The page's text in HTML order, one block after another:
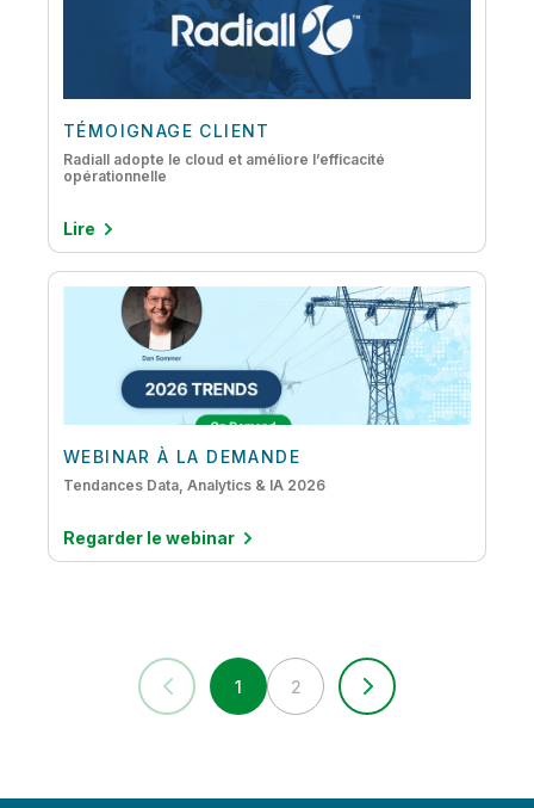
TÉMOIGNAGE CLIENT
Radiall adopte le cloud et améliore l’efficacité
opérationnelle
Lire
WEBINAR À LA DEMANDE
Tendances Data, Analytics & IA 2026
Regarder le webinar
1 2